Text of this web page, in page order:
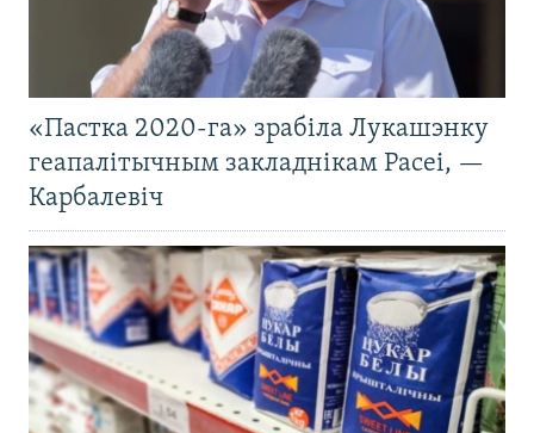
«Пастка 2020-га» зрабіла Лукашэнку
геапалітычным закладнікам Расеі, —
Карбалевіч